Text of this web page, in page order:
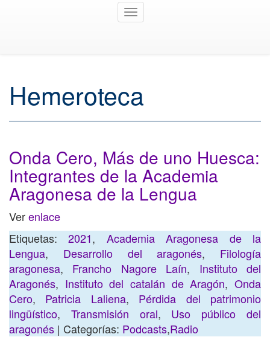
Toggle
Hemeroteca
Onda Cero, Más de uno Huesca:
Integrantes de la Academia
Aragonesa de la Lengua
Verenlace
Etiquetas:2021, Academia Aragonesa de la
Lengua, Desarrollo del aragonés, Filología
aragonesa, Francho Nagore Laín, Instituto del
Aragonés, Instituto del catalán de Aragón,Onda
Cero, Patricia Laliena, Pérdida del patrimonio
lingüístico, Transmisión oral, Uso público del
aragonés | Categorías: Podcasts,Radio